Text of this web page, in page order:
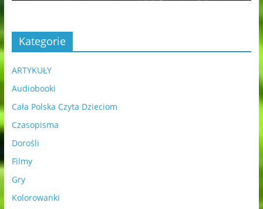
Kategorie
ARTYKUŁY
Audiobooki
Cała Polska Czyta Dzieciom
Czasopisma
Dorośli
Filmy
Gry
Kolorowanki